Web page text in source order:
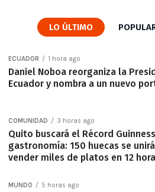
LO ÚLTIMO
ECUADOR 1 hora ago
Daniel Noboa reorganiza la
Ecuador y nombra a un nuevo
COMUNIDAD 3 horas ago
Quito buscará el Récord
gastronomía: 150 huecas se
vender miles de platos en 12
MUNDO 5 horas ago